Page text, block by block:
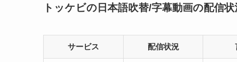
トッケビの日本語吹替/字幕動画の配信
サービス 配信状況